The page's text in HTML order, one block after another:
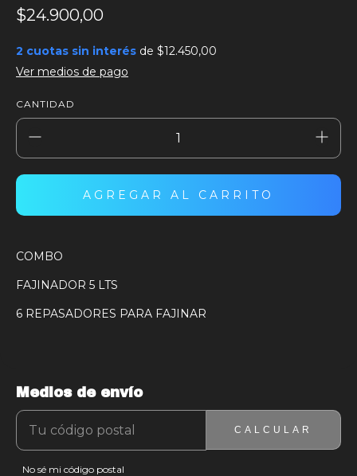
$24.900,00
2 cuotas sin interés de $12.450,00
Ver medios de pago
CANTIDAD
COMBO
FAJINADOR 5 LTS
6 REPASADORES PARA FAJINAR
ENTREGAS PARA EL CP:
Medios de envío
CALCULAR
No sé mi código postal